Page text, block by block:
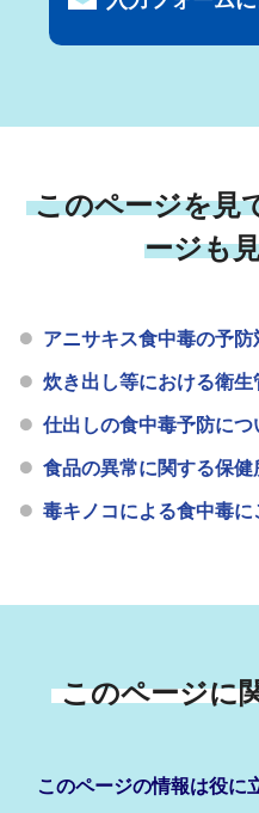
このページを見
ージも
アニサキス食中毒の予
炊き出し等における衛生
仕出しの食中毒予防に
食品の異常に関する保
毒キノコによる食中毒に
このページに
このページの情報は役に